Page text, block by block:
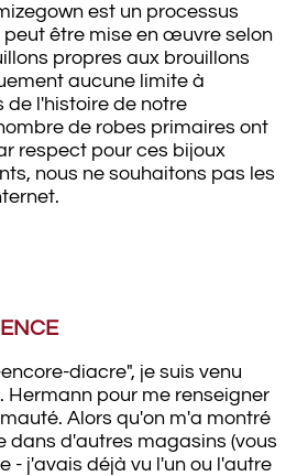
est un processus
être mise en œuvre selon
propres aux brouillons
aucune limite à
de l'histoire de notre
de robes primaires ont
respect pour ces bijoux
nous ne souhaitons pas les
diacre", je suis venu
Hermann pour me renseigner
Alors qu'on m'a montré
dans d'autres magasins (vous
- j'avais déjà vu l'un ou l'autre